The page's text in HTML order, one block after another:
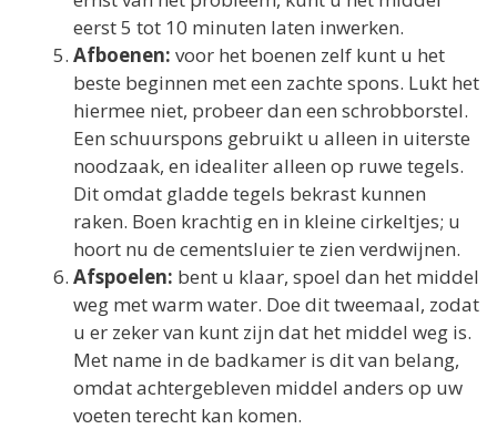
eerst 5 tot 10 minuten laten inwerken.
Afboenen: voor het boenen zelf kunt u het
beste beginnen met een zachte spons. Lukt het
hiermee niet, probeer dan een schrobborstel.
Een schuurspons gebruikt u alleen in uiterste
noodzaak, en idealiter alleen op ruwe tegels.
Dit omdat gladde tegels bekrast kunnen
raken. Boen krachtig en in kleine cirkeltjes; u
hoort nu de cementsluier te zien verdwijnen.
Afspoelen: bent u klaar, spoel dan het middel
weg met warm water. Doe dit tweemaal, zodat
u er zeker van kunt zijn dat het middel weg is.
Met name in de badkamer is dit van belang,
omdat achtergebleven middel anders op uw
voeten terecht kan komen.